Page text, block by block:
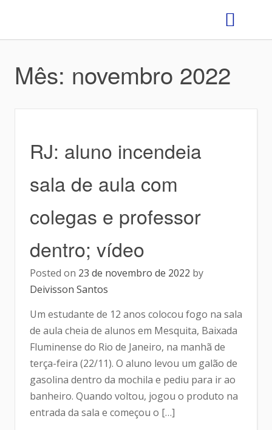
Mês: novembro 2022
RJ: aluno incendeia
sala de aula com
colegas e professor
dentro; vídeo
Posted on 23 de novembro de 2022 by
Deivisson Santos
Um estudante de 12 anos colocou fogo na sala
de aula cheia de alunos em Mesquita, Baixada
Fluminense do Rio de Janeiro, na manhã de
terça-feira (22/11). O aluno levou um galão de
gasolina dentro da mochila e pediu para ir ao
banheiro. Quando voltou, jogou o produto na
entrada da sala e começou o […]